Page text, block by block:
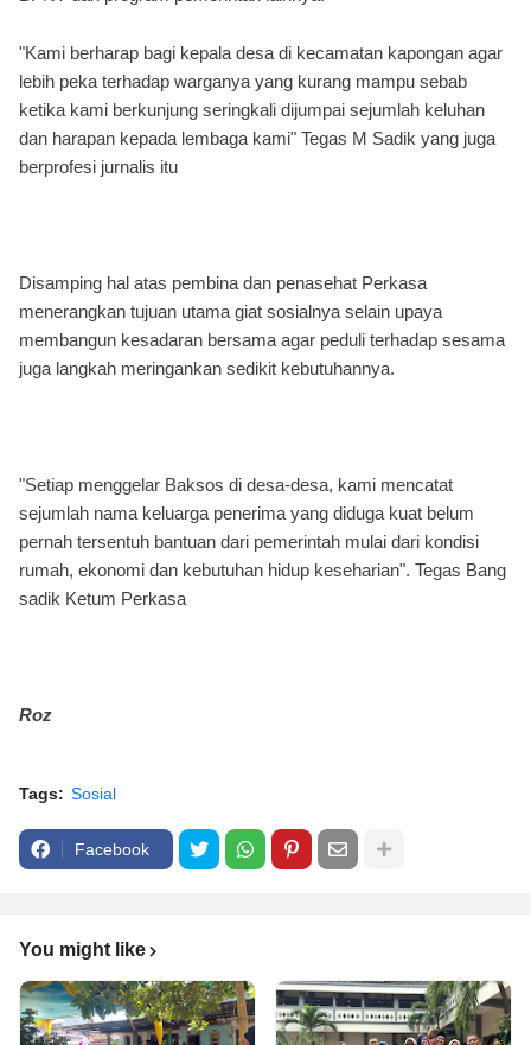
"Kami berharap bagi kepala desa di kecamatan kapongan agar
lebih peka terhadap warganya yang kurang mampu sebab
ketika kami berkunjung seringkali dijumpai sejumlah keluhan
dan harapan kepada lembaga kami" Tegas M Sadik yang juga
berprofesi jurnalis itu
Disamping hal atas pembina dan penasehat Perkasa
menerangkan tujuan utama giat sosialnya selain upaya
membangun kesadaran bersama agar peduli terhadap sesama
juga langkah meringankan sedikit kebutuhannya.
"Setiap menggelar Baksos di desa-desa, kami mencatat
sejumlah nama keluarga penerima yang diduga kuat belum
pernah tersentuh bantuan dari pemerintah mulai dari kondisi
rumah, ekonomi dan kebutuhan hidup keseharian". Tegas Bang
sadik Ketum Perkasa
Roz
Tags: Sosial
Facebook
You might like